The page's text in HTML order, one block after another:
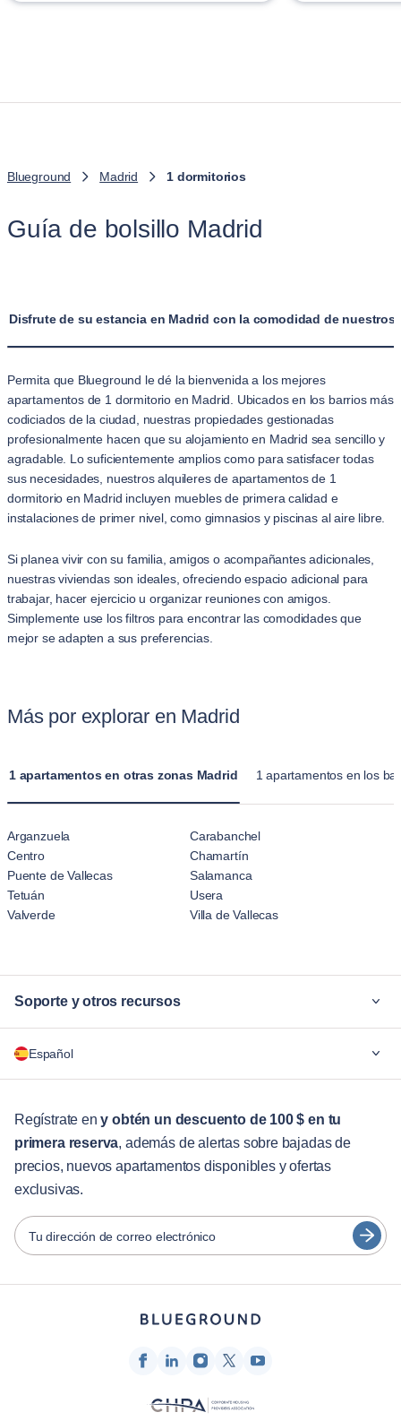
Blueground Madrid 1 dormitorios
Guía de bolsillo Madrid
Disfrute de su estancia en Madrid con la comodidad de
Permita que Blueground le dé la bienvenida a los mejores
apartamentos de 1 dormitorio en Madrid. Ubicados en los barrios más
codiciados de la ciudad, nuestras propiedades gestionadas
profesionalmente hacen que su alojamiento en Madrid sea sencillo y
agradable. Lo suficientemente amplios como para satisfacer todas
sus necesidades, nuestros alquileres de apartamentos de 1
dormitorio en Madrid incluyen muebles de primera calidad e
instalaciones de primer nivel, como gimnasios y piscinas al aire libre.
Si planea vivir con su familia, amigos o acompañantes adicionales,
nuestras viviendas son ideales, ofreciendo espacio adicional para
trabajar, hacer ejercicio u organizar reuniones con amigos.
Simplemente use los filtros para encontrar las comodidades que
mejor se adapten a sus preferencias.
Más por explorar en Madrid
1 apartamentos en otras zonas Madrid 1 apartamentos en los
Arganzuela
Carabanchel
Centro
Chamartín
Puente de Vallecas
Salamanca
Tetuán
Usera
Valverde
Villa de Vallecas
Soporte y otros recursos
Para las empresas
Servicios para huéspedes
Guías de ciudades
Socios
Operadores de alquiler amueblado
Propietarios
Socios de franquicia
Español
English
Português
Español
Français
Türkçe
Regístrate eny obtén un descuento de 100 $ en tu
primera reserva, además de alertas sobre bajadas de
precios, nuevos apartamentos disponibles y ofertas
exclusivas.
Tu dirección de correo electrónico